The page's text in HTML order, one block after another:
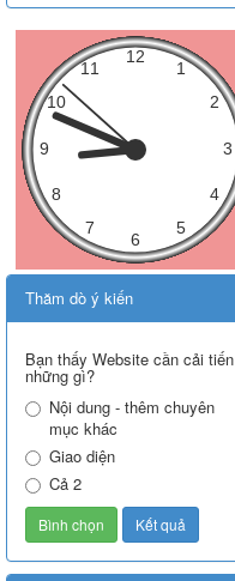
Thăm dò ý kiến
Bạn thấy Website cần cải tiến
những gì?
Nội dung - thêm chuyên
mục khác
Giao diện
Cả 2